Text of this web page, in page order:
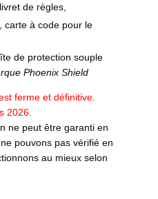
de règles,
carte à code pour le
de protection souple
Phoenix Shield
ferme et définitive.
2026.
ne peut être garanti en
pouvons pas vérifié en
au mieux selon